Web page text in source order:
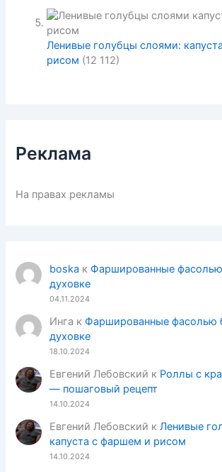
Ленивые голубцы слоями:
рисом (12 112)
Реклама
На правах рекламы
boska к Фаршированные
духовке
04.11.2024
Инга к Фаршированные фасолью
духовке
18.10.2024
Евгений Лебовский к Роллы с
— пошаговый рецепт
14.10.2024
Евгений Лебовский к Ленивые
капуста с фаршем и рисом
14.10.2024